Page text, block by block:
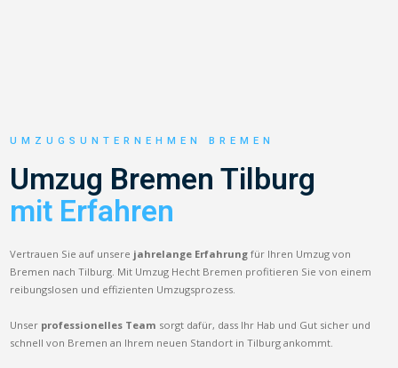
UMZUGSUNTERNEHMEN BREMEN
Umzug Bremen Tilburg
mit Erfahren
Vertrauen Sie auf unsere jahrelange Erfahrung für Ihren Umzug von
Bremen nach Tilburg. Mit Umzug Hecht Bremen profitieren Sie von einem
reibungslosen und effizienten Umzugsprozess.
Unser professionelles Team sorgt dafür, dass Ihr Hab und Gut sicher und
schnell von Bremen an Ihrem neuen Standort in Tilburg ankommt.